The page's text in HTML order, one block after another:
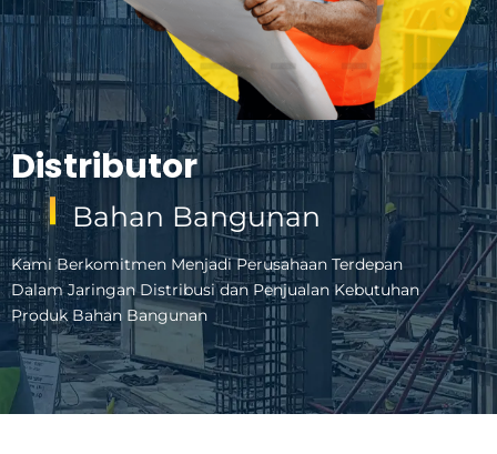
Distributor
Bahan Bangunan
Kami Berkomitmen Menjadi Perusahaan Terdepan
Dalam Jaringan Distribusi dan Penjualan Kebutuhan
Produk Bahan Bangunan